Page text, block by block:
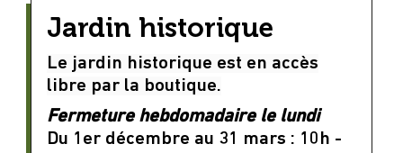
Jardin historique
Le jardin historique est en accès
libre par la boutique.
Fermeture hebdomadaire le lundi
Du 1er décembre au 31 mars : 10h -